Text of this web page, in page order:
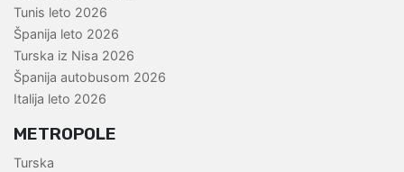
Tunis leto 2026
Španija leto 2026
Turska iz Nisa 2026
Španija autobusom 2026
Italija leto 2026
METROPOLE
Turska